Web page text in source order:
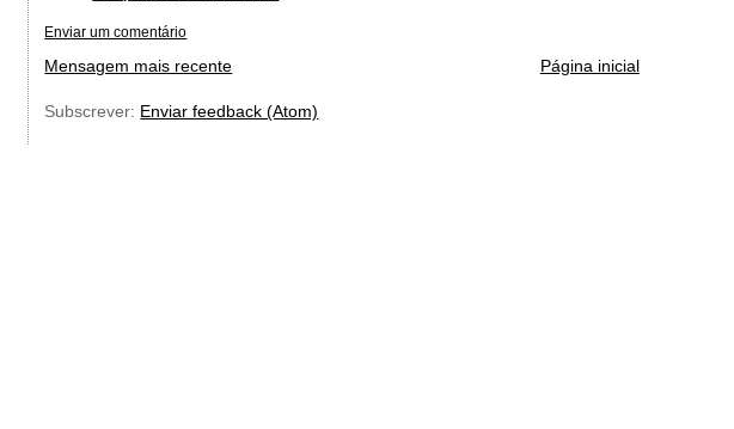
Enviar um comentário
Mensagem mais recente Página inicial
Subscrever: Enviar feedback (Atom)